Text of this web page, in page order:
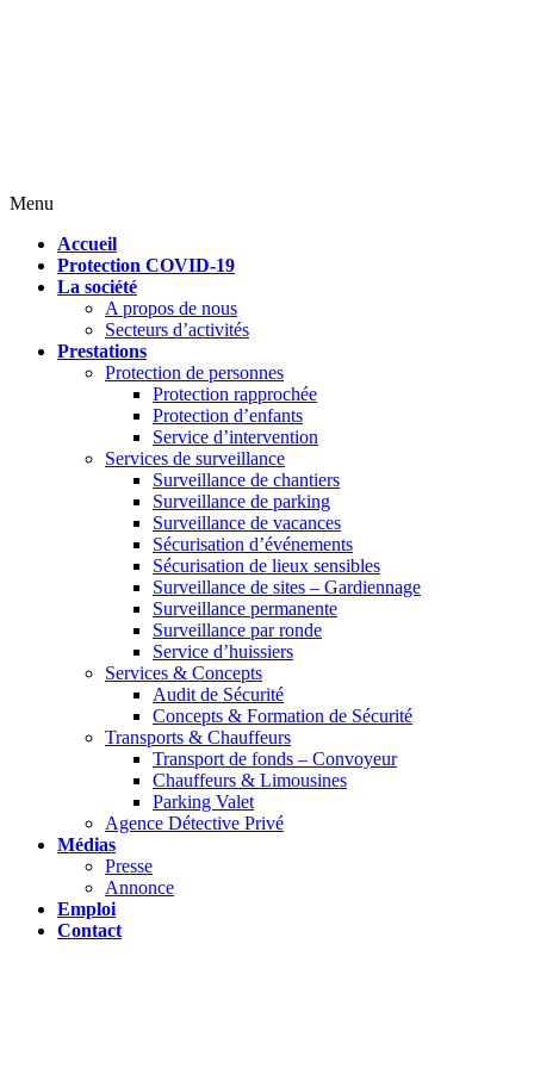
Menu
Accueil
Protection COVID-19
La société
A propos de nous
Secteurs d’activités
Prestations
Protection de personnes
Protection rapprochée
Protection d’enfants
Service d’intervention
Services de surveillance
Surveillance de chantiers
Surveillance de parking
Surveillance de vacances
Sécurisation d’événements
Sécurisation de lieux sensibles
Surveillance de sites – Gardiennage
Surveillance permanente
Surveillance par ronde
Service d’huissiers
Services & Concepts
Audit de Sécurité
Concepts & Formation de Sécurité
Transports & Chauffeurs
Transport de fonds – Convoyeur
Chauffeurs & Limousines
Parking Valet
Agence Détective Privé
Médias
Presse
Annonce
Emploi
Contact